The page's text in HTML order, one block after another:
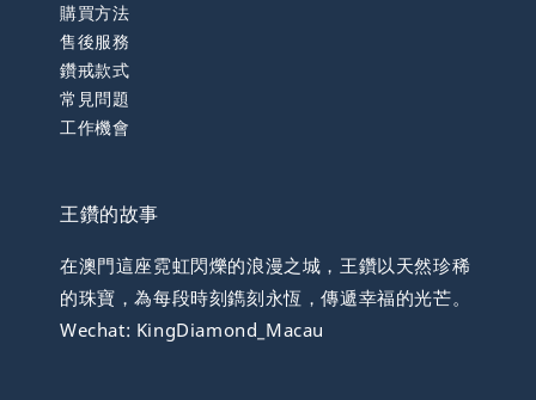
購買方法
售後服務
鑽戒款式
常見問題
工作機會
王鑽的故事
在澳門這座霓虹閃爍的浪漫之城，王鑽以天然珍稀
的珠寶，為每段時刻鐫刻永恆，傳遞幸福的光芒。
Wechat: KingDiamond_Macau